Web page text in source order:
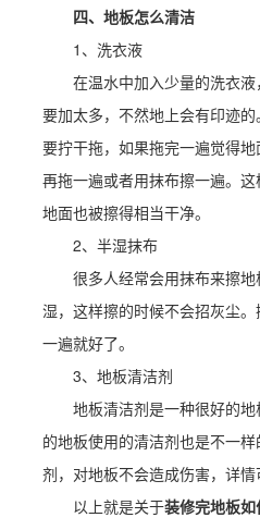
四、地板怎么清洁
1、洗衣液
在温水中加入少量的洗衣
要加太多，不然地上会有印迹
要拧干拖，如果拖完一遍觉得
再拖一遍或者用抹布擦一遍。这
地面也被擦得相当干净。
2、半湿抹布
很多人经常会用抹布来擦
湿，这样擦的时候不会招灰尘
一遍就好了。
3、地板清洁剂
地板清洁剂是一种很好的
的地板使用的清洁剂也是不一
剂，对地板不会造成伤害，详情
以上就是关于装修完地板如